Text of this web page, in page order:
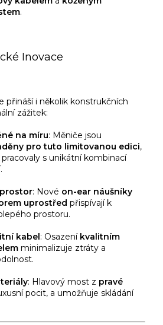
.
Inovace
přináší i několik konstrukčních
zážitek:
na míru: Měniče jsou
pro tuto limitovanou edici,
s unikátní kombinací
: Nové on-ear náušníky
uprostřed přispívají k
prostoru.
kabel: Osazení kvalitním
minimalizuje ztráty a
: Hlavový most z pravé
pocit, a umožňuje skládání